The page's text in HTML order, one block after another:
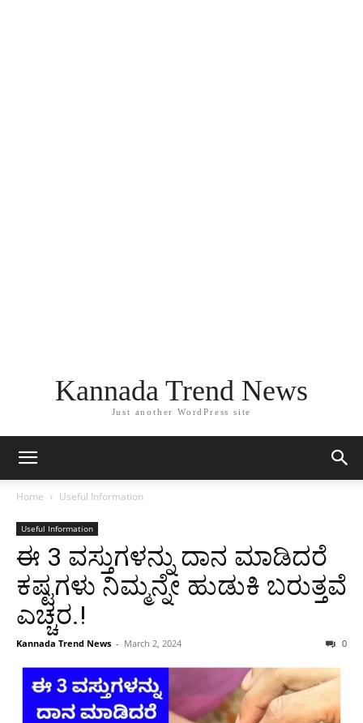
Kannada Trend News
Just another WordPress site
Home Useful Information
Useful Information
ಈ 3 ವಸ್ತುಗಳನ್ನು ದಾನ ಮಾಡಿದರೆ
ಕಷ್ಟಗಳು ನಿಮ್ಮನ್ನೇ ಹುಡುಕಿ ಬರುತ್ತವೆ
ಎಚ್ಚರ.!
Kannada Trend News - March 2, 2024 0